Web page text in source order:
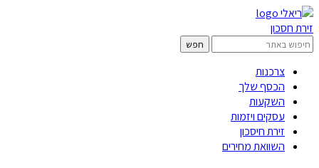
זירת חסכון
צרכנות
הכסף שלך
השקעות
עסקים ויזמות
זירת חיסכון
השוואת מחירים